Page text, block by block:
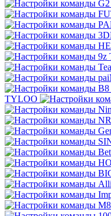
TYLOO